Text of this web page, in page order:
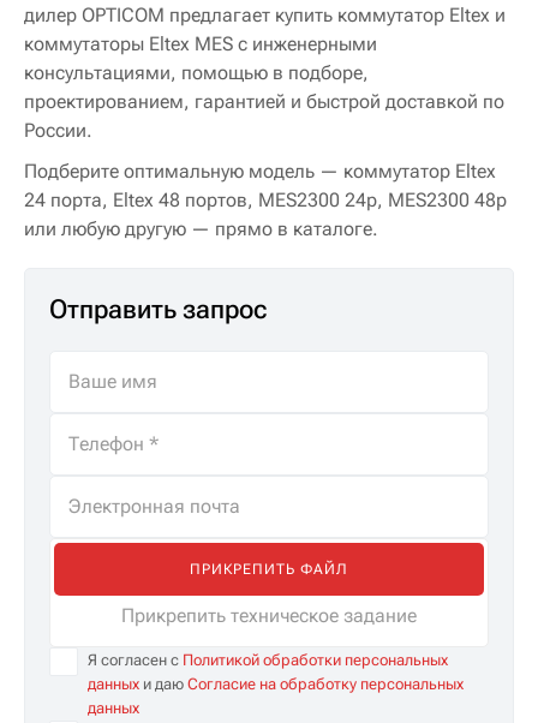
дилер OPTICOM предлагает купить коммутатор Eltex и
коммутаторы Eltex MES с инженерными
консультациями, помощью в подборе,
проектированием, гарантией и быстрой доставкой по
России.
Подберите оптимальную модель — коммутатор Eltex
24 порта, Eltex 48 портов, MES2300 24p, MES2300 48p
или любую другую — прямо в каталоге.
Отправить запрос
ПРИКРЕПИТЬ ФАЙЛ
Прикрепить техническое задание
Я согласен с Политикой обработки персональных
данных и даю Согласие на обработку персональных
данных